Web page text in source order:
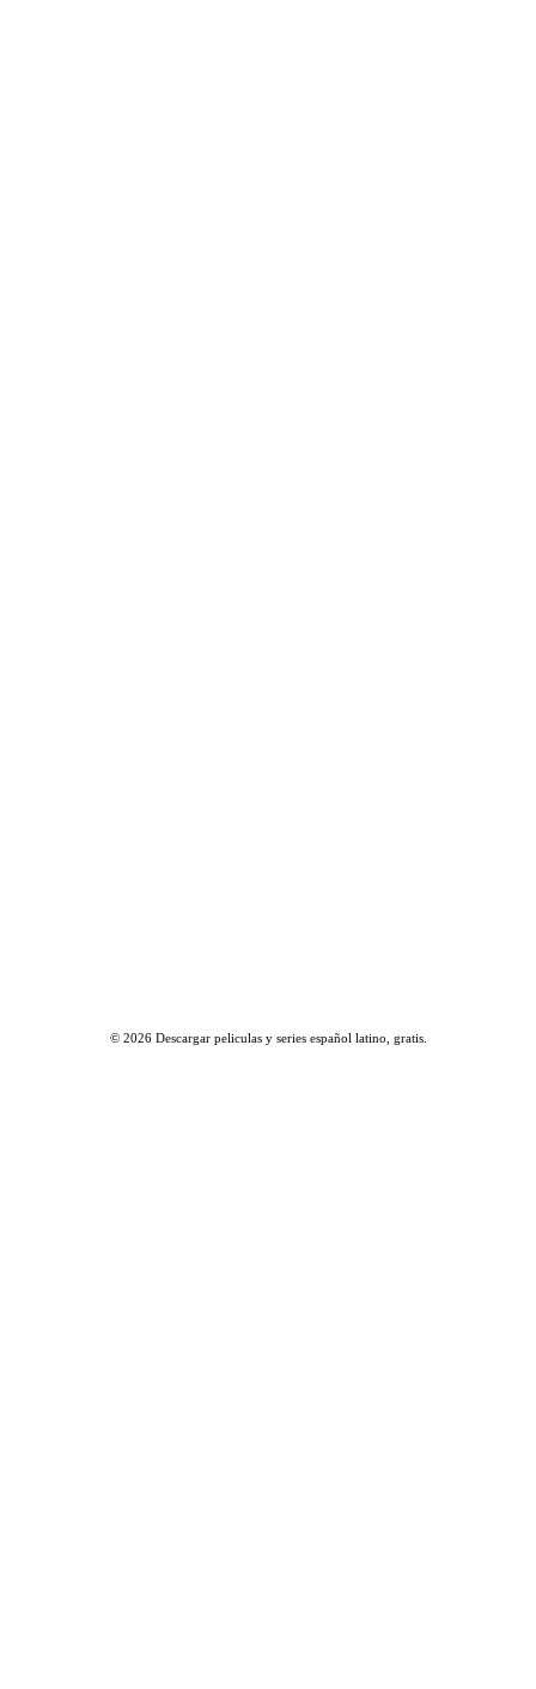
© 2026 Descargar peliculas y series español latino, gratis.